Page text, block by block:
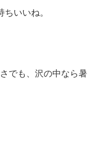
いいね。
でも、沢の中なら暑